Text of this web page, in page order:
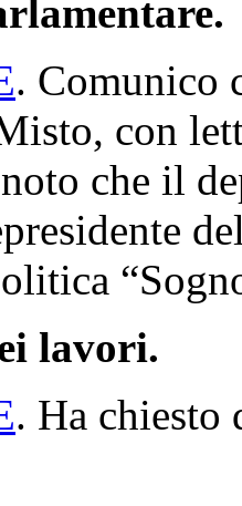
. Comunico
con
che il
lavori.
. Ha chiesto